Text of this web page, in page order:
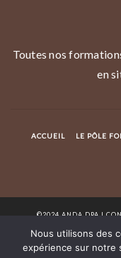
Toutes nos
en
ACCUEIL LE PÔLE
©2024 ANDA DPA I
Nous utilisons des
expérience sur notre